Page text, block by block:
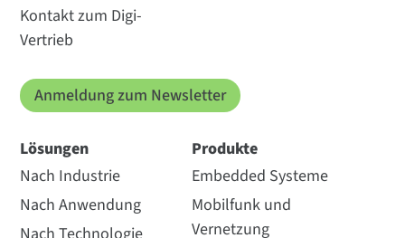
Kontakt zum Digi-
Vertrieb
Anmeldung zum Newsletter
Lösungen
Nach Industrie
Nach Anwendung
Produkte
Embedded Systeme
Mobilfunk und
Vernetzung